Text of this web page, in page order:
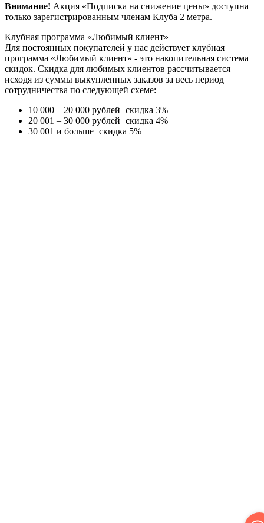
Внимание! Акция «Подписка на снижение цены» доступна
только зарегистрированным членам Клуба 2 метра.
Клубная программа «Любимый клиент»
Для постоянных покупателей у нас действует клубная
программа «Любимый клиент» - это накопительная система
скидок. Скидка для любимых клиентов рассчитывается
исходя из суммы выкупленных заказов за весь период
сотрудничества по следующей схеме:
10 000 – 20 000 рублей скидка 3%
20 001 – 30 000 рублей скидка 4%
30 001 и больше скидка 5%